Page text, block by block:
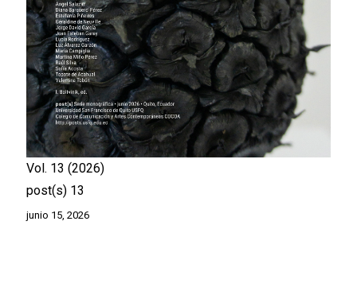
Vol. 13 2026
post(s) 13
junio 15, 2026